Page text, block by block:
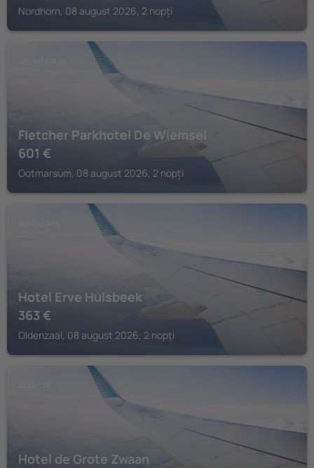
Nordhorn, 08 august 2026, 2 nopți
Fletcher Parkhotel De Wiemsel
601 €
Ootmarsum, 08 august 2026, 2 nopți
Hotel Erve Hulsbeek
363 €
Oldenzaal, 08 august 2026, 2 nopți
Hotel de Grote Zwaan